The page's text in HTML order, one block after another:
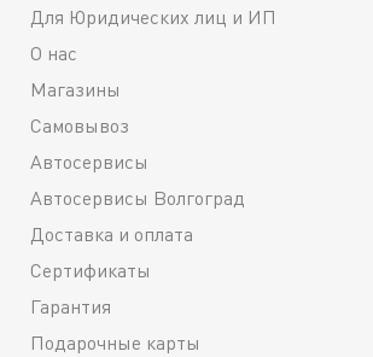
Для Юридических лиц и ИП
О нас
Магазины
Самовывоз
Автосервисы
Автосервисы Волгоград
Доставка и оплата
Сертификаты
Гарантия
Подарочные карты